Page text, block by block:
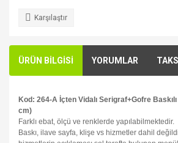
Karşılaştır
ÜRÜN BİLGİSİ YORUMLAR
Kod: 264-A İçten Vidalı Serigraf+Gofre
cm)
Farklı ebat, ölçü ve renklerde yapılabilmektedir.
Baskı, ilave sayfa, klişe vs hizmetler dahil